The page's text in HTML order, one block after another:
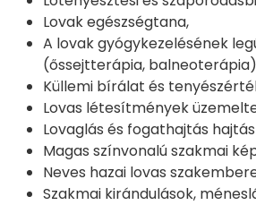
Lovak egészségtana,
A lovak gyógykezelésének
(őssejtterápia, balneoterápia)
Küllemi bírálat és
Lovas létesítmények
Lovaglás és fogathajtás
Magas színvonalú szakmai
Neves hazai lovas
Szakmai kirándulások,